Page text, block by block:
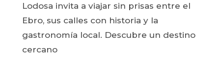
Lodosa invita a viajar sin prisas entre el
Ebro, sus calles con historia y la
gastronomía local. Descubre un destino
cercano